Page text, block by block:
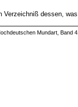
Verzeichniß dessen,
Mundart, Band